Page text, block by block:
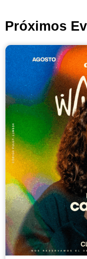
Próximos